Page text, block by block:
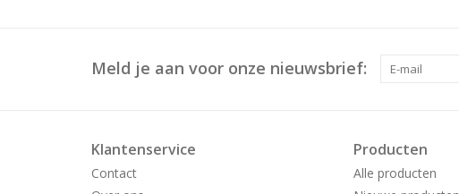
Meld je aan voor onze nieuwsbrief:
Klantenservice
Contact
Producten
Alle producten